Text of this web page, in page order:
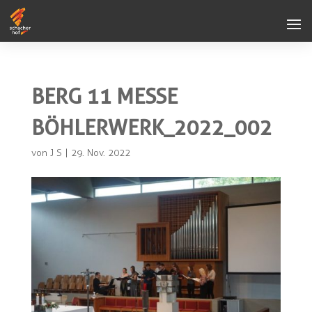
BERG 11 MESSE
BÖHLERWERK_2022_002
von J S | 29. Nov. 2022